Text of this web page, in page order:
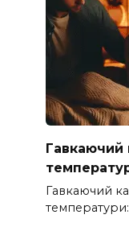
Гавкаючий
Гавкаючий